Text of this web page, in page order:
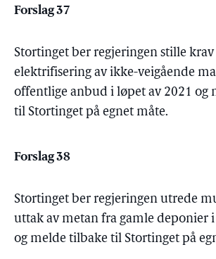
Forslag 37
Stortinget ber regjeringen stille
elektrifisering av ikke-veigående
offentlige anbud i løpet av 2021 og
til Stortinget på egnet måte.
Forslag 38
Stortinget ber regjeringen utrede
uttak av metan fra gamle deponier i
og melde tilbake til Stortinget på